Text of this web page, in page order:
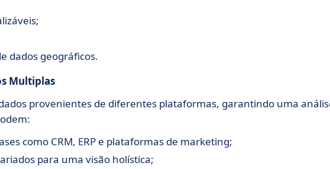
dados geográficos.
Multiplas
provenientes de diferentes plataformas, garantindo uma
como CRM, ERP e plataformas de marketing;
para uma visão holística;